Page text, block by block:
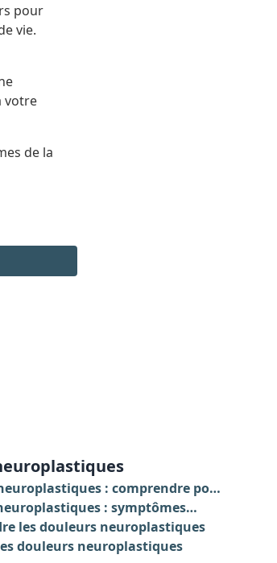
pour
vie.
votre
de la
: comprendre pour
: symptômes
les douleurs neuroplastiques
douleurs neuroplastiques